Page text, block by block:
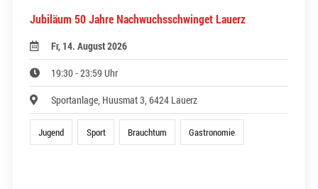
Jubiläum 50 Jahre Nachwuchsschwinget Lauerz
Fr, 14. August 2026
19:30 - 23:59 Uhr
Sportanlage, Huusmat 3, 6424 Lauerz
Jugend Sport Brauchtum Gastronomie